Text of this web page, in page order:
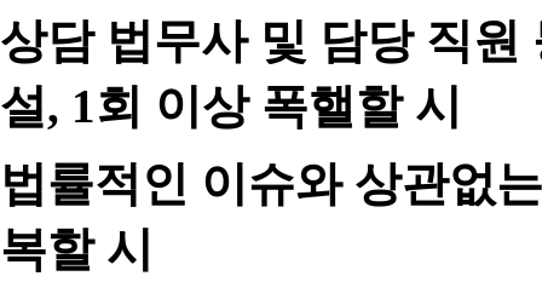
상담 법무사 및 담당 직원
설, 1회 이상 폭핼할 시
법률적인 이슈와 상관없
복할 시